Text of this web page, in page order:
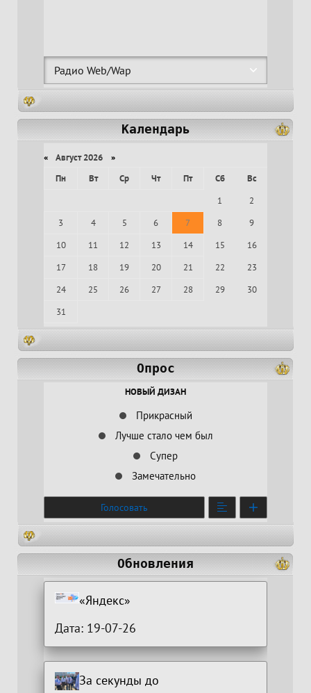
Календарь
« Август 2026 »
Пн
Вт Ср Чт Пт Сб
Вс
1
2
3
4 5 6 7 8
9
10
11 12 13 14 15
16
17
18 19 20 21 22
23
24
25 26 27 28 29
30
31
Опрос
НОВЫЙ ДИЗАН
Прикрасный
Лучше стало чем был
Супер
Замечательно
Голосовать
Обновления
«Яндекс»
Дата: 19-07-26
За секунды до